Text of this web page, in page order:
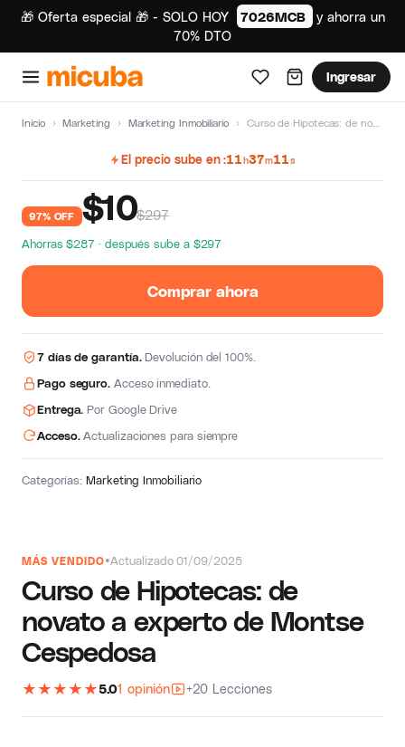
🎁 Oferta especial 🎁 - SOLO HOY 7026MCB
y ahorra un
70% DTO
Ingresar
Inicio › Marketing › Marketing Inmobiliario › Curso de Hipotecas: de novato a experto de Montse Cespedosa
MÁS VENDIDO Actualizado 01/09/2025
Curso de Hipotecas: de
novato a experto de Montse
Cespedosa
★ ★ ★ ★ ★5.01 opinión +20 Lecciones
El precio sube en 11h37m10s
97% OFF $10$297
Ahorras $287 · después sube a $297
Comprar ahora
7 días de garantía.Devolución del 100%.
Pago seguro. Acceso inmediato.
Entrega. Por Google Drive
Acceso.Actualizaciones para siempre
Categorías:Marketing Inmobiliario